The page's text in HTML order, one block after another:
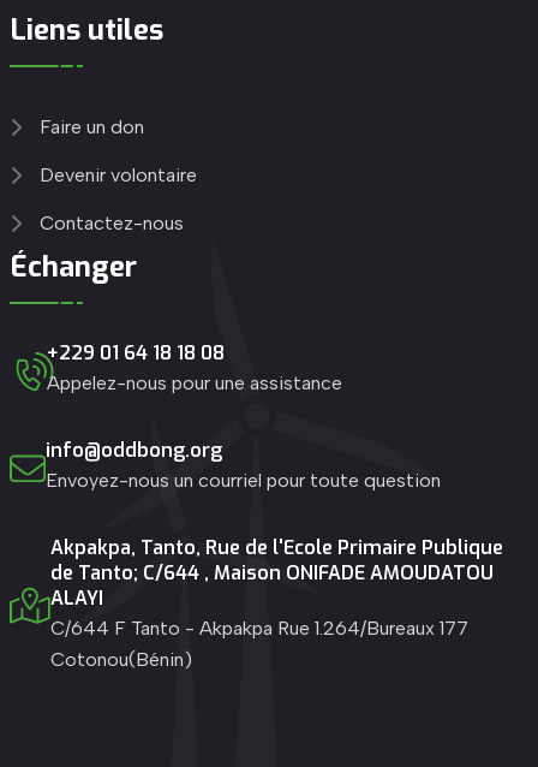
Liens utiles
Faire un don
Devenir volontaire
Contactez-nous
Échanger
+229 01 64 18 18 08
Appelez-nous pour une assistance
info@oddbong.org
Envoyez-nous un courriel pour toute question
Akpakpa, Tanto, Rue de l'Ecole Primaire Publique
de Tanto; C/644 , Maison ONIFADE AMOUDATOU
ALAYI
C/644 F Tanto - Akpakpa Rue 1.264/Bureaux 177
Cotonou(Bénin)